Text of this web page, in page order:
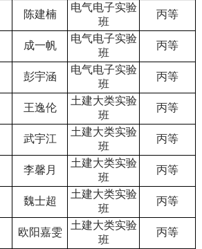
陈建楠
电气电子实验
班
丙等
成一帆
电气电子实验
班
丙等
彭宇涵
电气电子实验
班
丙等
王逸伦
土建大类实验
班
丙等
武宇江
土建大类实验
班
丙等
李馨月
土建大类实验
班
丙等
魏士超
土建大类实验
班
丙等
欧阳嘉雯
土建大类实验
班
丙等